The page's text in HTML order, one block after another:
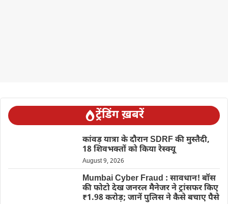
ट्रेंडिंग ख़बरें
कांवड़ यात्रा के दौरान SDRF की मुस्तैदी,
18 शिवभक्तों को किया रेस्क्यू
August 9, 2026
Mumbai Cyber Fraud : सावधान! बॉस
की फोटो देख जनरल मैनेजर ने ट्रांसफर किए
₹1.98 करोड़; जानें पुलिस ने कैसे बचाए पैसे